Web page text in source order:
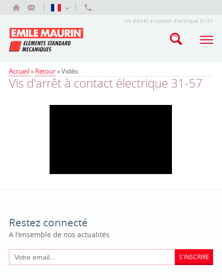
Vis d'arrêt à contact électrique 31-57
Accueil» Retour»Vidéo
Vis d'arrêt à contact électrique 31-57
Restez connecté
A l'ensemble de nos actualités
S'INSCRIRE